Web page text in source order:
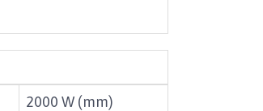
2000 W (mm)